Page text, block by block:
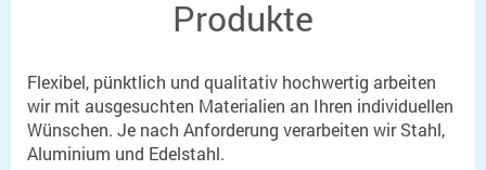
Produkte
Flexibel, pünktlich und qualitativ hochwertig arbeiten
wir mit ausgesuchten Materialien an Ihren individuellen
Wünschen. Je nach Anforderung verarbeiten wir Stahl,
Aluminium und Edelstahl.